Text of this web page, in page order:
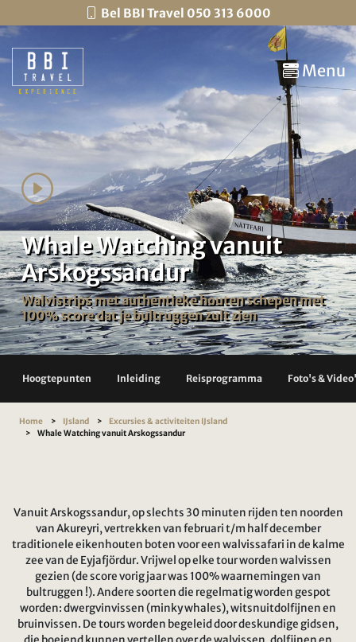
Bel BBI Travel 050 313 6000
Menu
Whale Watching vanuit
Arskogssandur
Walvistrips met authentieke houten schepen met
100% score dat je bultruggen zult zien
Hoogtepunten Inleiding Reisprogramma Foto's &
Home IJsland
Excursies & activiteiten IJsland
Whale Watching vanuit Arskogssandur
Vanuit Arskogssandur, op slechts 30 minuten rijden ten noorden
van Akureyri, vertrekken van februari t/m half december
traditionele eikenhouten boten voor een walvissafari in de kalme
zee van de Eyjafjördur. Vrijwel op elke tour worden walvissen
gezien (de score vorig jaar was 100% waarnemingen van
bultruggen !). Andere soorten die regelmatig worden gespot
worden: dwergvinvissen (minky whales), witsnuitdolfijnen en
bruinvissen. De tours worden begeleid door deskundige gidsen,